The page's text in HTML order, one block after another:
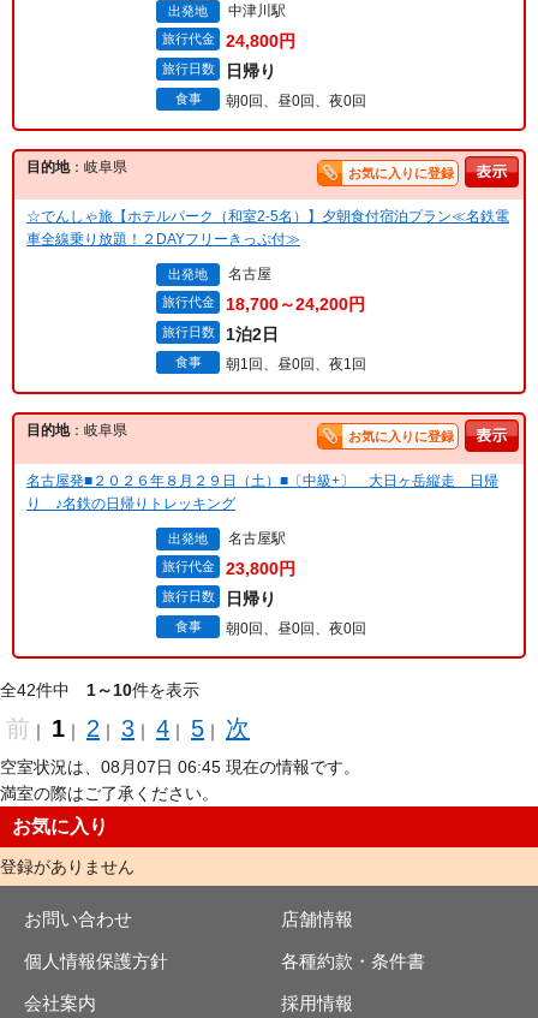
出発地 中津川駅
旅行代金 24,800円
旅行日数 日帰り
食事 朝0回、昼0回、夜0回
目的地：岐阜県 お気に入りに登録
☆でんしゃ旅【ホテルパーク（和室2-5名）】夕朝食付宿泊プラン≪名鉄電
車全線乗り放題！２DAYフリーきっぷ付≫
出発地 名古屋
旅行代金 18,700～24,200円
旅行日数 1泊2日
食事 朝1回、昼0回、夜1回
目的地：岐阜県 お気に入りに登録
名古屋発■２０２６年８月２９日（土）■〔中級+〕 大日ヶ岳縦走 日帰
り ♪名鉄の日帰りトレッキング
出発地 名古屋駅
旅行代金 23,800円
旅行日数 日帰り
食事 朝0回、昼0回、夜0回
全42件中 1～10件を表示
前 ｜ 1 ｜ 2 ｜ 3 ｜ 4 ｜ 5 ｜ 次
空室状況は、08月07日 06:45 現在の情報です。
満室の際はご了承ください。
お気に入り
登録がありません
お問い合わせ 店舗情報
個人情報保護方針 各種約款・条件書
会社案内 採用情報